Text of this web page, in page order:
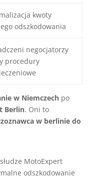
kwoty
odszkodowania
negocjatorzy
procedury
w Niemczechpo
Berlin. Oni to
w berlinie do
MotoExpert
odszkodowanie